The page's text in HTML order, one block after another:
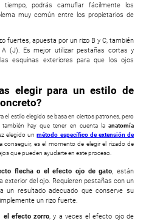
podrás camuflar fácilmente los
muy común entre los propietarios de
fuertes, apuesta por un rizo B y C, también
(J). Es mejor utilizar pestañas cortas y
esquinas exteriores para que los ojos
elegir para un estilo de
el estilo elegido se basa en ciertos patrones, pero
hay que tener en cuenta la anatomía
elegido unmétodo específico de extensión de
conseguir, es el momento de elegir el rizado de
que pueden ayudarte en este proceso.
flecha o el efecto ojo de gato, están
exterior del ojo. Requieren pestañas con un
un resultado adecuado que conserve su
un rizo fuerte.
el efecto zorro, y a veces el efecto ojo de